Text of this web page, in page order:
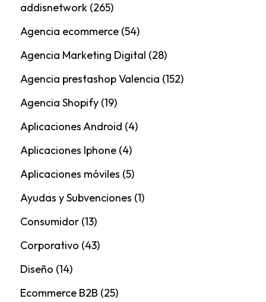
addisnetwork(265)
Agencia ecommerce(54)
Agencia Marketing Digital (28)
Agencia prestashop Valencia (152)
Agencia Shopify(19)
Aplicaciones Android (4)
Aplicaciones Iphone(4)
Aplicaciones móviles (5)
Ayudas y Subvenciones (1)
Consumidor(13)
Corporativo (43)
Diseño (14)
Ecommerce B2B (25)